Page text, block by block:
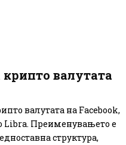
валутата
валутата на Facebook,
Libra. Преименувањето е
структура,